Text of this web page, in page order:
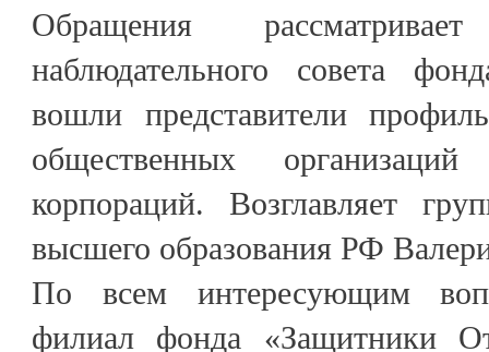
Обращения
наблюдательного совета
вошли представители
общественных
корпораций. Возглавляет
высшего образования РФ
По всем интересующим
филиал фонда «Защитники